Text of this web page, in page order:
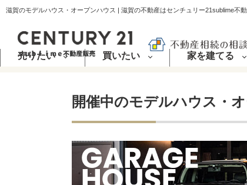
滋賀のモデルハウス・オープンハウス | 滋賀の不動産はセンチュリー21sublime不
売りたい 買いたい 家を建てる
開催中のモデルハウス・